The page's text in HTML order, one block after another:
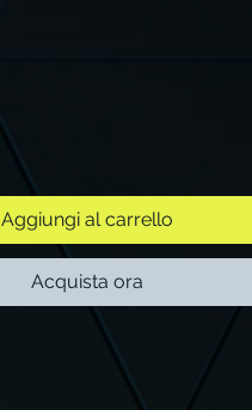
Aggiungi al carrello
Acquista ora